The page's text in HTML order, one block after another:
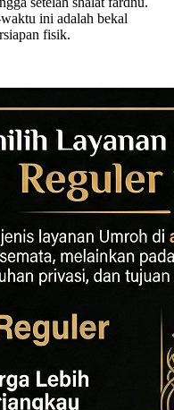
ini adalah bekal
fisik.